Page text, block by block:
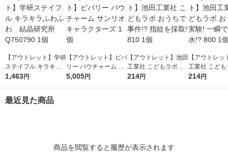
【アウトレット】学研
ステイフル キラキラ
ふわふわ 結晶研究所
1,463円
【アウトレット】ビバ
リー パウチャーム サ
ンリオキャラクターズ
5,005円
【アウトレット】池田
工業社 こどもラボ お
うちで事件!? 指紋を
214円
【アウトレッ
工業社 こども
うちで実験!
214円
最近見た商品
商品を閲覧すると履歴が表示されます